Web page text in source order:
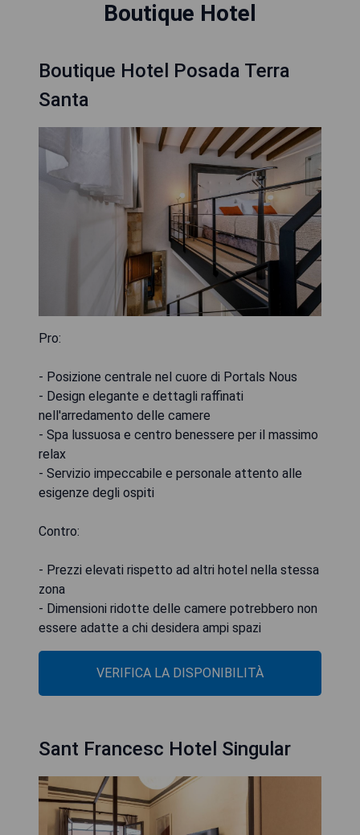
Boutique Hotel
Boutique Hotel Posada Terra
Santa
Pro:
- Posizione centrale nel cuore di Portals Nous
- Design elegante e dettagli raffinati
nell'arredamento delle camere
- Spa lussuosa e centro benessere per il massimo
relax
- Servizio impeccabile e personale attento alle
esigenze degli ospiti
Contro:
- Prezzi elevati rispetto ad altri hotel nella stessa
zona
- Dimensioni ridotte delle camere potrebbero non
essere adatte a chi desidera ampi spazi
VERIFICA LA DISPONIBILITÀ
Sant Francesc Hotel Singular